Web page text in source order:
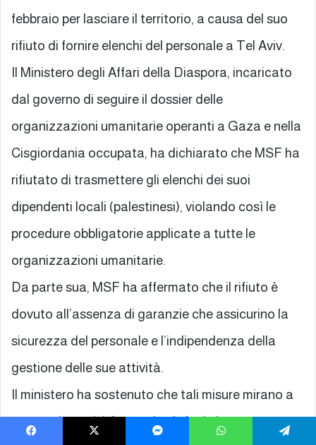
febbraio per lasciare il territorio, a causa del suo
rifiuto di fornire elenchi del personale a Tel Aviv.
Il Ministero degli Affari della Diaspora, incaricato
dal governo di seguire il dossier delle
organizzazioni umanitarie operanti a Gaza e nella
Cisgiordania occupata, ha dichiarato che MSF ha
rifiutato di trasmettere gli elenchi dei suoi
dipendenti locali (palestinesi), violando così le
procedure obbligatorie applicate a tutte le
organizzazioni umanitarie.
Da parte sua, MSF ha affermato che il rifiuto è
dovuto all’assenza di garanzie che assicurino la
sicurezza del personale e l’indipendenza della
gestione delle sue attività.
Il ministero ha sostenuto che tali misure mirano a
consentire attività umanitarie legittime,